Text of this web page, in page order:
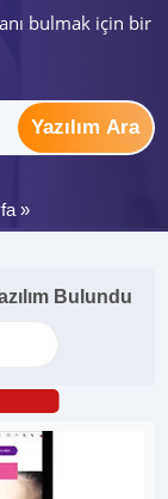
bulmak için bir
Yazılım Ara
»
Bulundu